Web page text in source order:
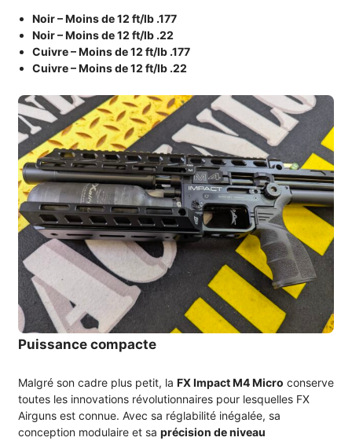
Noir – Moins de 12 ft/lb .177
Noir – Moins de 12 ft/lb .22
Cuivre – Moins de 12 ft/lb .177
Cuivre – Moins de 12 ft/lb .22
Puissance compacte
Malgré son cadre plus petit, la FX Impact M4 Micro conserve
toutes les innovations révolutionnaires pour lesquelles FX
Airguns est connue. Avec sa réglabilité inégalée, sa
conception modulaire et sa précision de niveau